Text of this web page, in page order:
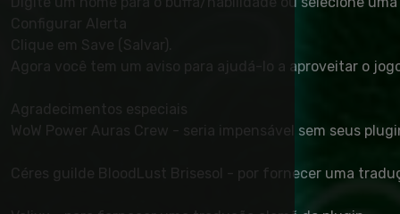
Configurar Alerta
Clique em Save (Salvar).
Agora você tem um aviso para ajudá-lo a aproveitar o
Agradecimentos especiais
WoW Power Auras Crew - seria impensável sem seus
Céres guilde BloodLust Brisesol - por fornecer uma